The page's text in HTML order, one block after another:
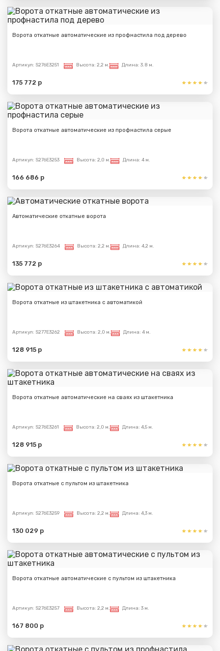
Ворота откатные автоматические из профнастила под дерево
Артикул: S276E3251 Высота: 2,2 м. Длина: 3.8 м.
175 772 р
Ворота откатные автоматические из профнастила серые
Артикул: S276E3253 Высота: 2,0 м. Длина: 4 м.
166 686 р
Автоматические откатные ворота
Артикул: S276E3264 Высота: 2,2 м. Длина: 4,2 м.
135 772 р
Ворота откатные из штакетника с автоматикой
Артикул: S277E3262 Высота: 2,0 м. Длина: 4 м.
128 915 р
Ворота откатные автоматические на сваях из штакетника
Артикул: S276E3261 Высота: 2,0 м. Длина: 4,5 м.
128 915 р
Ворота откатные с пультом из штакетника
Артикул: S276E3259 Высота: 2,2 м. Длина: 4,3 м.
130 029 р
Ворота откатные автоматические с пультом из штакетника
Артикул: S276E3257 Высота: 2,2 м. Длина: 3 м.
167 800 р